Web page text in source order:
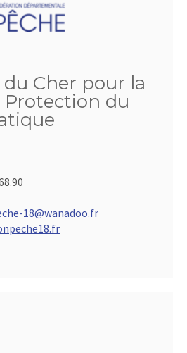
Cher pour la
Protection du
18@wanadoo.fr